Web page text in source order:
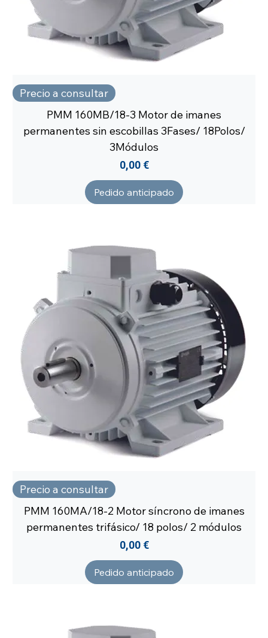
Precio a consultar
PMM 160MB/18-3 Motor de imanes
permanentes sin escobillas 3Fases/ 18Polos/
3Módulos
Precio
0,00 €
Pedido anticipado
Precio a consultar
PMM 160MA/18-2 Motor síncrono de imanes
permanentes trifásico/ 18 polos/ 2 módulos
Precio
0,00 €
Pedido anticipado